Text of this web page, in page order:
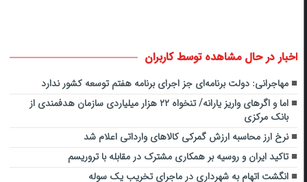
اخبار در حال مشاهده توسط کاربران
مهاجرانی: دولت برنامه‌ای جز اجرای برنامه هفتم توسعه کشور ندارد
اما و اگرهای واریز یارانه/ تنخواه ۲۲ هزار میلیاردی سازمان هدفمندی از
بانک مرکزی
نرخ ارز محاسبه ارزش گمرکی کالاهای وارداتی اعلام شد
تاکید ایران و روسیه بر همکاری مشترک در مقابله با تروریسم
انگشت اتهام به شهرداری در ماجرای تخریب یک سوله